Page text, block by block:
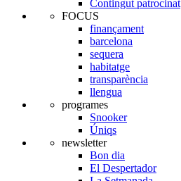
Contingut patrocinat
FOCUS
finançament
barcelona
sequera
habitatge
transparència
llengua
programes
Snooker
Úniqs
newsletter
Bon dia
El Despertador